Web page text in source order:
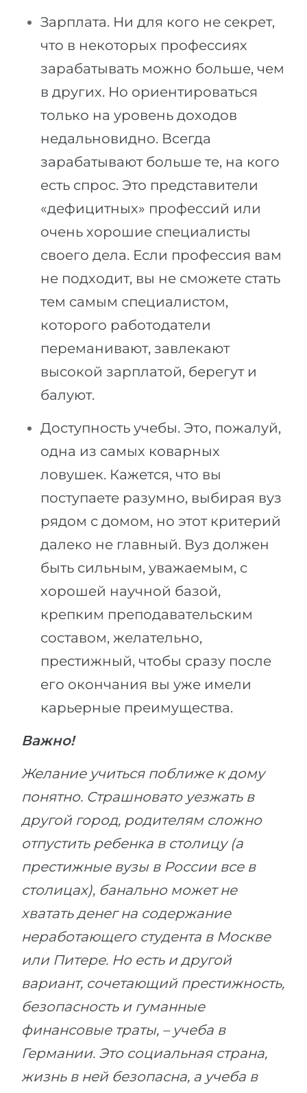
Зарплата. Ни для кого не секрет,
что в некоторых профессиях
зарабатывать можно больше, чем
в других. Но ориентироваться
только на уровень доходов
недальновидно. Всегда
зарабатывают больше те, на кого
есть спрос. Это представители
«дефицитных» профессий или
очень хорошие специалисты
своего дела. Если профессия вам
не подходит, вы не сможете стать
тем самым специалистом,
которого работодатели
переманивают, завлекают
высокой зарплатой, берегут и
балуют.
Доступность учебы. Это, пожалуй,
одна из самых коварных
ловушек. Кажется, что вы
поступаете разумно, выбирая вуз
рядом с домом, но этот критерий
далеко не главный. Вуз должен
быть сильным, уважаемым, с
хорошей научной базой,
крепким преподавательским
составом, желательно,
престижный, чтобы сразу после
его окончания вы уже имели
карьерные преимущества.
Важно!
Желание учиться поближе к дому
понятно. Страшновато уезжать в
другой город, родителям сложно
отпустить ребенка в столицу (а
престижные вузы в России все в
столицах), банально может не
хватать денег на содержание
неработающего студента в Москве
или Питере. Но есть и другой
вариант, сочетающий престижность,
безопасность и гуманные
финансовые траты, – учеба в
Германии. Это социальная страна,
жизнь в ней безопасна, а учеба в